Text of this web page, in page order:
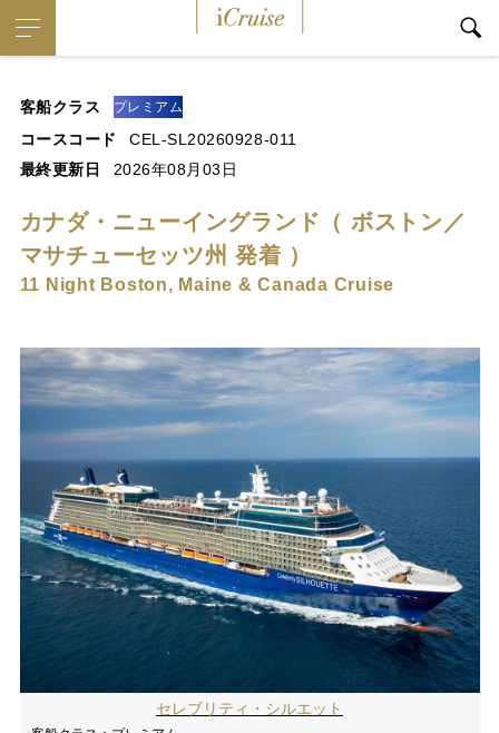
客船クラス プレミアム
コースコード
CEL-SL20260928-011
最終更新日
2026年08月03日
カナダ・ニューイングランド（ ボストン／
マサチューセッツ州 発着 ）
11 Night Boston, Maine & Canada Cruise
セレブリティ・シルエット